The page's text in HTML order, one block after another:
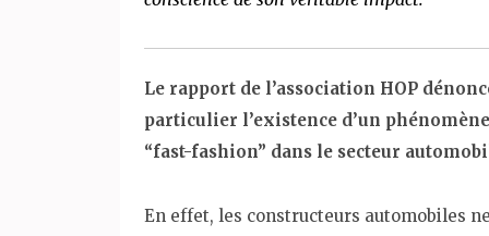
Le rapport de l’association HOP
particulier l’existence d’un
“fast-fashion” dans le secteur
En effet, les constructeurs automobiles